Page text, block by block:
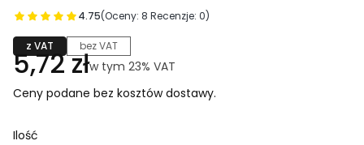
4.75(Oceny: 8 Recenzje: 0)
z VAT bez VAT
Cena
5,72 złw tym 23% VAT
w tym 23% VAT
Ceny podane bez kosztów dostawy.
Ilość